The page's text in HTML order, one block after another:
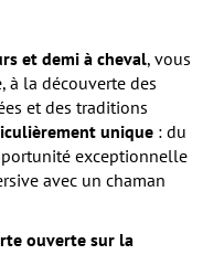
et demi à cheval, vous
la découverte des
et des traditions
unique : du
exceptionnelle
avec un chaman
ouverte sur la